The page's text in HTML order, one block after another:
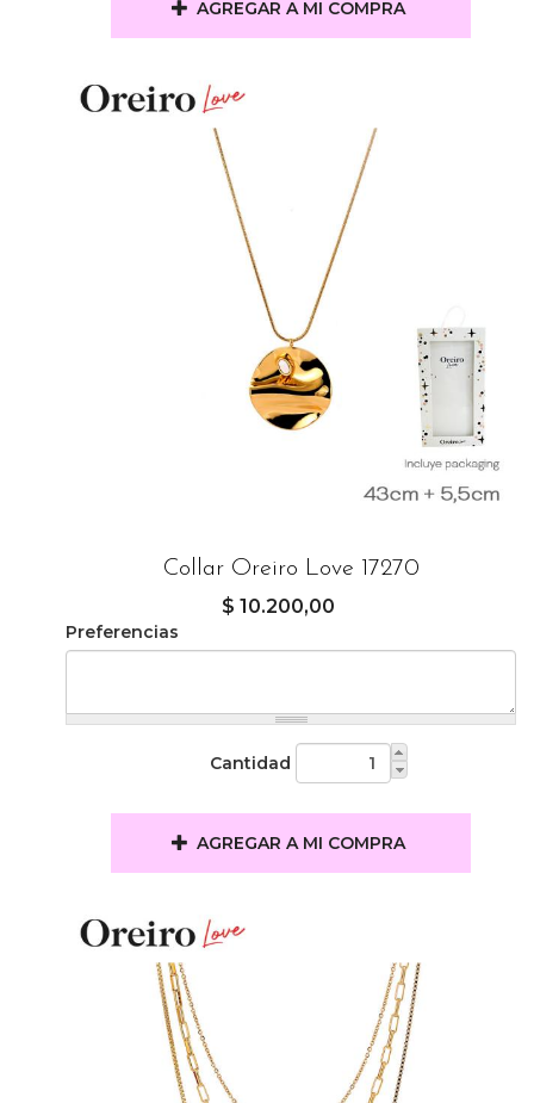
AGREGAR A MI COMPRA
Collar Oreiro Love 17270
$ 10.200,00
Preferencias
Cantidad
AGREGAR A MI COMPRA